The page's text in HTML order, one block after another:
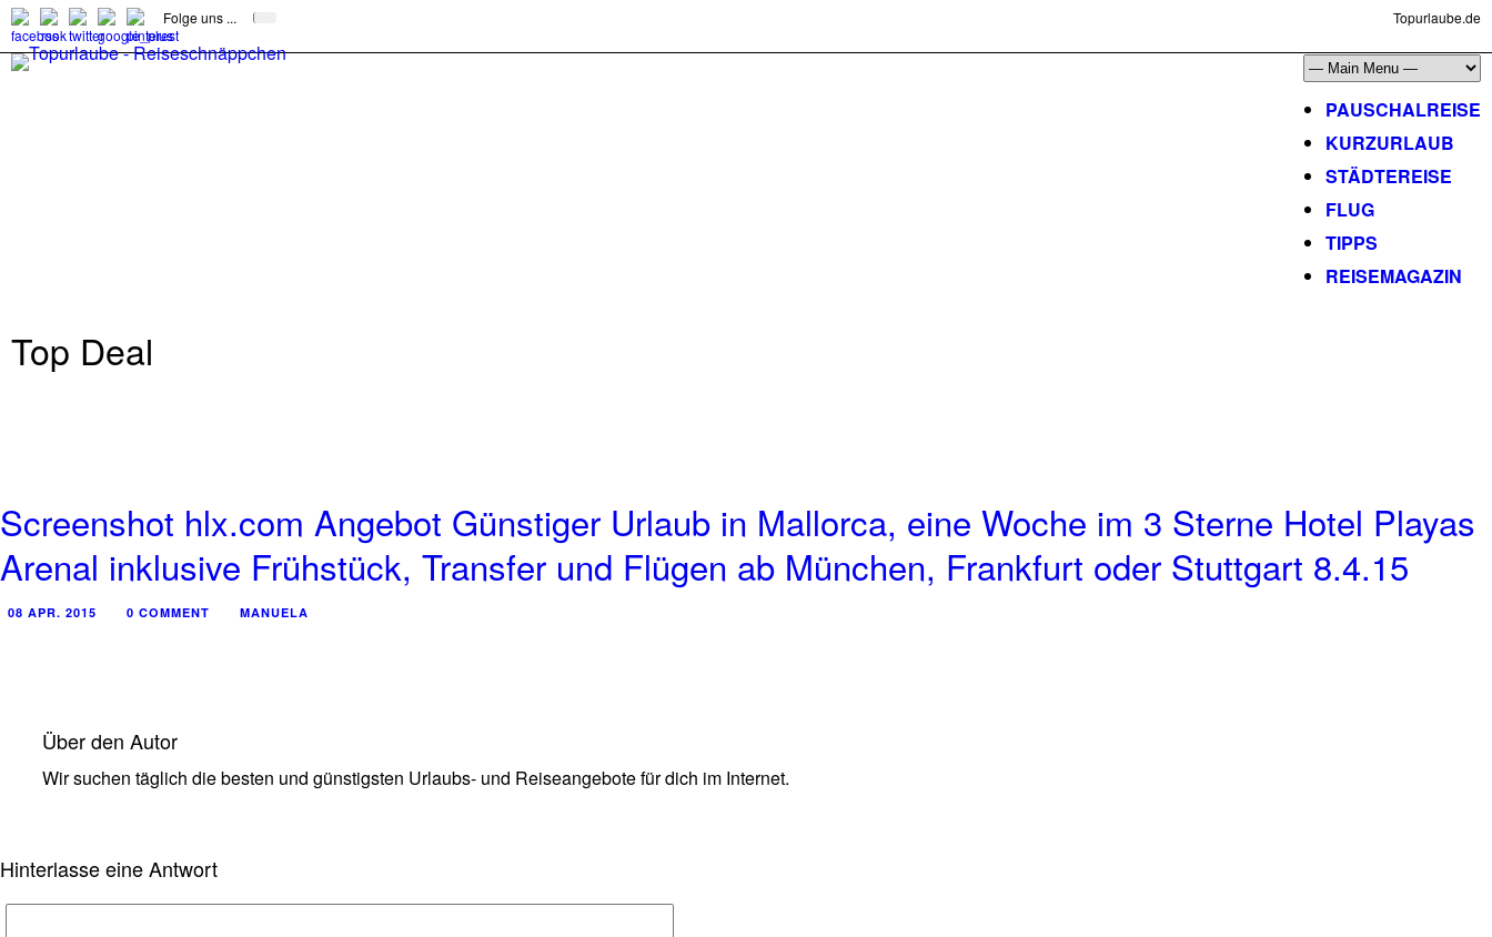
Folge uns ... Topurlaube.de
PAUSCHALREISE
KURZURLAUB
STÄDTEREISE
FLUG
TIPPS
REISEMAGAZIN
Top Deal
Screenshot hlx.com Angebot Günstiger Urlaub in Mallorca, eine Woche im 3 Sterne Hotel Playas
Arenal inklusive Frühstück, Transfer und Flügen ab München, Frankfurt oder Stuttgart 8.4.15
08 APR. 2015 0 COMMENT MANUELA
Über den Autor
Wir suchen täglich die besten und günstigsten Urlaubs- und Reiseangebote für dich im Internet.
Hinterlasse eine Antwort